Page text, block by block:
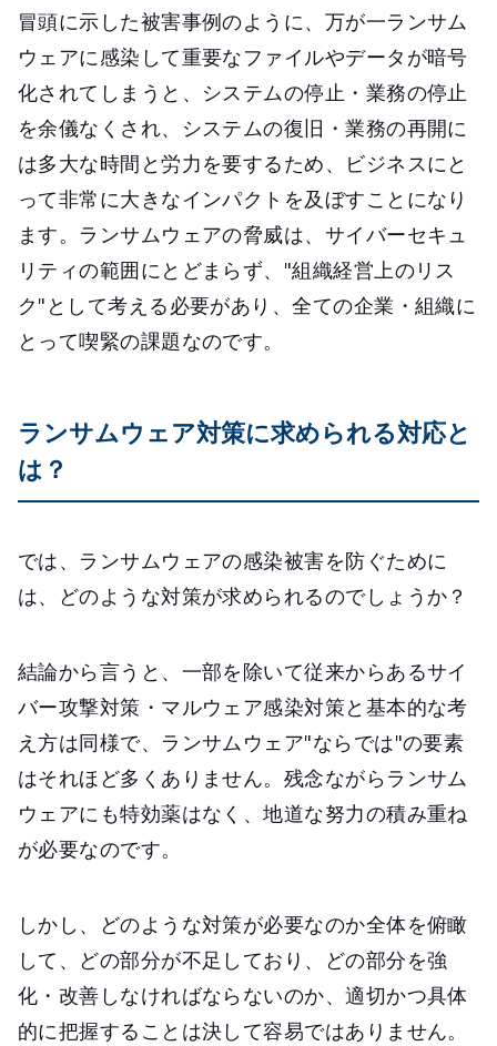
冒頭に示した被害事例のように、万が一ランサム
ウェアに感染して重要なファイルやデータが暗号
化されてしまうと、システムの停止・業務の停止
を余儀なくされ、システムの復旧・業務の再開に
は多大な時間と労力を要するため、ビジネスにと
って非常に大きなインパクトを及ぼすことになり
ます。ランサムウェアの脅威は、サイバーセキュ
リティの範囲にとどまらず、"組織経営上のリス
ク"として考える必要があり、全ての企業・組織に
とって喫緊の課題なのです。
ランサムウェア対策に求められる対応と
は？
では、ランサムウェアの感染被害を防ぐために
は、どのような対策が求められるのでしょうか？
結論から言うと、一部を除いて従来からあるサイ
バー攻撃対策・マルウェア感染対策と基本的な考
え方は同様で、ランサムウェア"ならでは"の要素
はそれほど多くありません。残念ながらランサム
ウェアにも特効薬はなく、地道な努力の積み重ね
が必要なのです。
しかし、どのような対策が必要なのか全体を俯瞰
して、どの部分が不足しており、どの部分を強
化・改善しなければならないのか、適切かつ具体
的に把握することは決して容易ではありません。